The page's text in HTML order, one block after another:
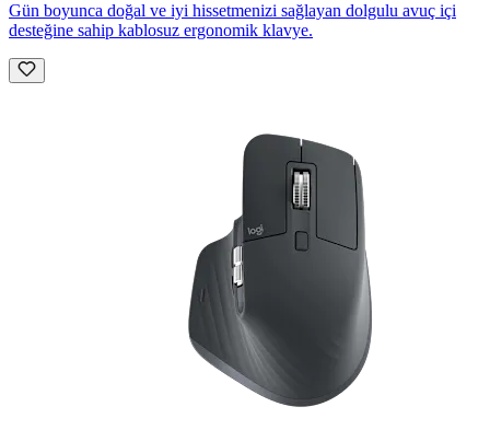
Gün boyunca doğal ve iyi hissetmenizi sağlayan dolgulu avuç içi
desteğine sahip kablosuz ergonomik klavye.